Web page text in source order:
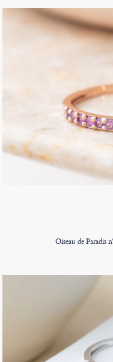
Oiseau de Paradis